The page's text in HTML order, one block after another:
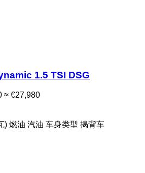
1.5 TSI DSG
≈ €27,980
) 燃油 汽油 车身类型 揭背车